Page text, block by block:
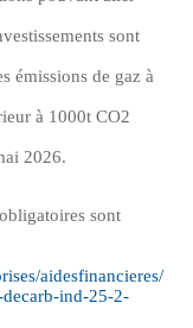
sont
émissions de gaz à
à 1000t CO2
2026.
sont
aidesfinancieres/
ind-25-2-